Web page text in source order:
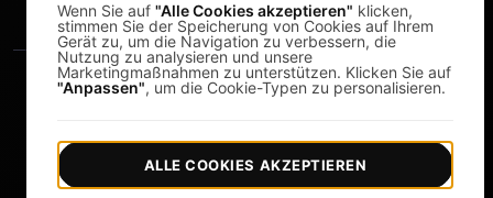
Copyright © 2026 LoadFocus | Geschäftsbedingungen |
Wenn Sie auf "Alle Cookies akzeptieren" klicken,
stimmen Sie der Speicherung von Cookies auf Ihrem
Gerät zu, um die Navigation zu verbessern, die
Nutzung zu analysieren und unsere
Marketingmaßnahmen zu unterstützen. Klicken Sie auf
"Anpassen", um die Cookie-Typen zu personalisieren.
ALLE COOKIES AKZEPTIEREN